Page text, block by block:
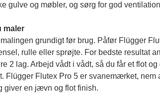
gulve og møbler, og sørg for god
maler
grundigt før brug. Påfør Flügger
rulle eller sprøjte. For bedste resultat
2 lag. Arbejd vådt i vådt, så du får et flot og
Flügger Flutex Pro 5 er svanemærket, nem
giver en jævn og flot finish.